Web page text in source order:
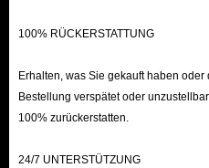
100% RÜCKERSTATTUNG
Erhalten, was Sie gekauft haben
Bestellung verspätet oder
100% zurückerstatten.
24/7 UNTERSTÜTZUNG